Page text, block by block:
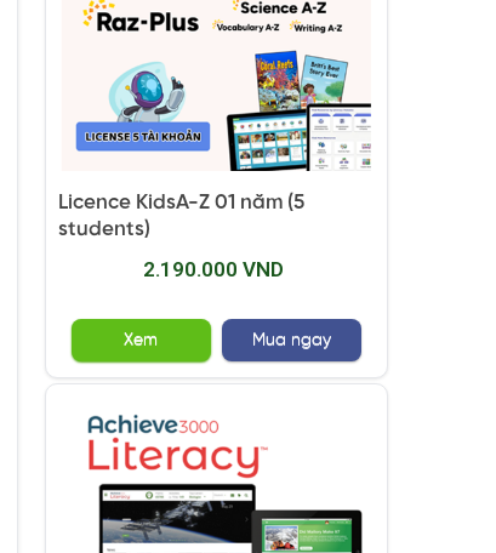
Licence KidsA-Z 01 năm (5
students)
2.190.000 VND
Xem Mua ngay